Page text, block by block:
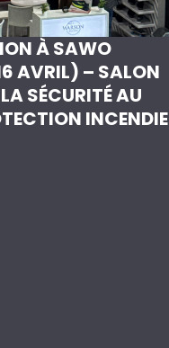
À SAWO
AVRIL) – SALON
SÉCURITÉ AU
INCENDIE